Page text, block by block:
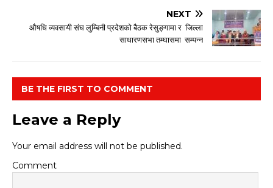
NEXT
औषधि व्यवसायी संघ लुम्बिनी प्रदेशको बैठक रेसुङ्गामा र जिल्ला
साधारणसभा तम्घासमा सम्पन्न
BE THE FIRST TO COMMENT
Leave a Reply
Your email address will not be published.
Comment